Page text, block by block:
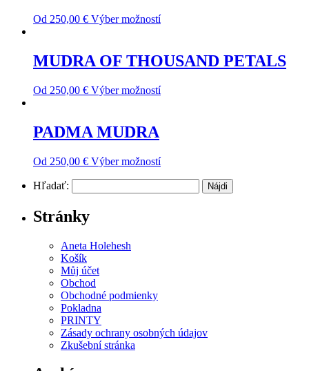
Od 250,00 € Výber možností
MUDRA OF THOUSAND PETALS
Od 250,00 € Výber možností
PADMA MUDRA
Od 250,00 € Výber možností
Hľadať:
Stránky
Aneta Holehesh
Košík
Můj účet
Obchod
Obchodné podmienky
Pokladna
PRINTY
Zásady ochrany osobných údajov
Zkušební stránka